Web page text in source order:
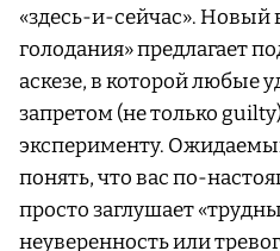
«здесь-и-сейчас». Новый
голодания» предлагает
аскезе, в которой любые
запретом (не только
эксперименту.
понять, что вас по-
просто заглушает
неуверенность или